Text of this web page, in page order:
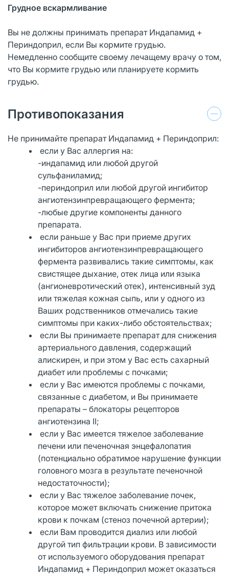
Грудное вскармливание
Вы не должны принимать препарат Индапамид +
Периндоприл, если Вы кормите грудью.
Немедленно сообщите своему лечащему врачу о том,
что Вы кормите грудью или планируете кормить
грудью.
Противопоказания
Не принимайте препарат Индапамид + Периндоприл:
если у Вас аллергия на:
-индапамид или любой другой
сульфаниламид;
-периндоприл или любой другой ингибитор
ангиотензинпревращающего фермента;
-любые другие компоненты данного
препарата.
если раньше у Вас при приеме других
ингибиторов ангиотензинпревращающего
фермента развивались такие симптомы, как
свистящее дыхание, отек лица или языка
(ангионевротический отек), интенсивный зуд
или тяжелая кожная сыпь, или у одного из
Ваших родственников отмечались такие
симптомы при каких-либо обстоятельствах;
если Вы принимаете препарат для снижения
артериального давления, содержащий
алискирен, и при этом у Вас есть сахарный
диабет или проблемы с почками;
если у Вас имеются проблемы с почками,
связанные с диабетом, и Вы принимаете
препараты – блокаторы рецепторов
ангиотензина II;
если у Вас имеется тяжелое заболевание
печени или печеночная энцефалопатия
(потенциально обратимое нарушение функции
головного мозга в результате печеночной
недостаточности);
если у Вас тяжелое заболевание почек,
которое может включать снижение притока
крови к почкам (стеноз почечной артерии);
если Вам проводится диализ или любой
другой тип фильтрации крови. В зависимости
от используемого оборудования препарат
Индапамид + Периндоприл может оказаться